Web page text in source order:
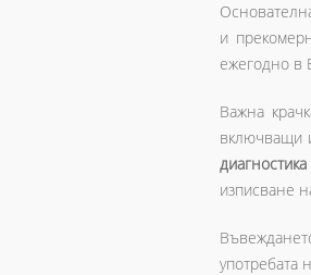
и
ежегодно в
Важна
включващи
диагностика
изписване
употребата